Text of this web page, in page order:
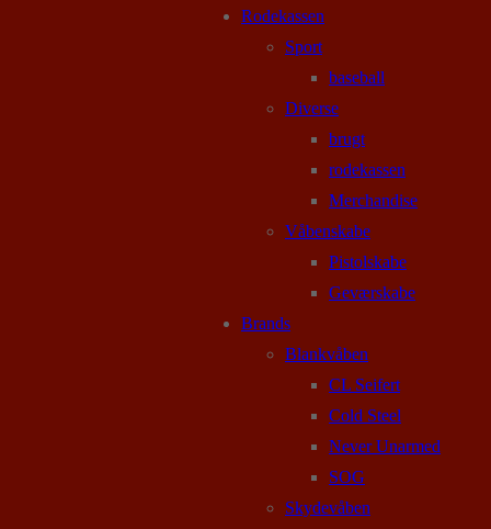
Rodekassen
Sport
baseball
Diverse
brugt
rodekassen
Merchandise
Våbenskabe
Pistolskabe
Geværskabe
Brands
Blankvåben
CL Seifert
Cold Steel
Never Unarmed
SOG
Skydevåben